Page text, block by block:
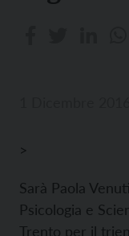
>
Sarà Paola
Psicologia e
Trento per il